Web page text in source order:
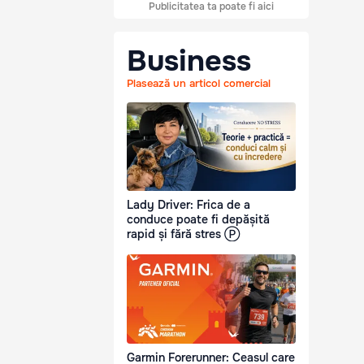
Publicitatea ta poate fi aici
Business
Plasează un articol comercial
Lady Driver: Frica de a
conduce poate fi depășită
rapid și fără stres Ⓟ
Garmin Forerunner: Ceasul care